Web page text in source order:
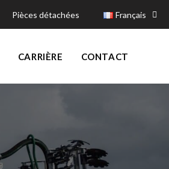
Pièces détachées Français
CARRIÈRE CONTACT